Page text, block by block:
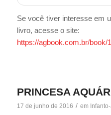
Se você tiver interesse em
livro, acesse o site:
https://agbook.com.br/
PRINCESA
17 de junho de 2016 / em